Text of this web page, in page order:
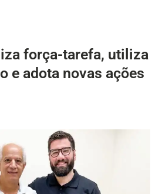
força-tarefa, utiliza
e adota novas ações